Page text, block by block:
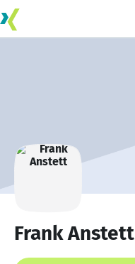
Frank Anstett